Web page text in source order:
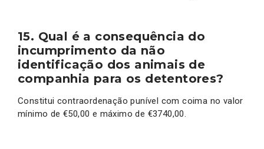
15. Qual é a consequência do
incumprimento da não
identificação dos animais de
companhia para os detentores?
Constitui contraordenação punível com coima no valor
mínimo de €50,00 e máximo de €3740,00.